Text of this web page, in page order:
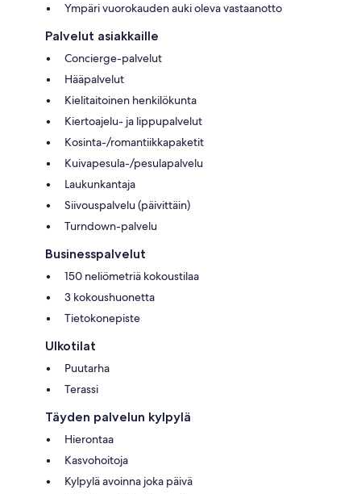
Ympäri vuorokauden auki oleva vastaanotto
Palvelut asiakkaille
Concierge-palvelut
Hääpalvelut
Kielitaitoinen henkilökunta
Kiertoajelu- ja lippupalvelut
Kosinta-/romantiikkapaketit
Kuivapesula-/pesulapalvelu
Laukunkantaja
Siivouspalvelu (päivittäin)
Turndown-palvelu
Businesspalvelut
150 neliömetriä kokoustilaa
3 kokoushuonetta
Tietokonepiste
Ulkotilat
Puutarha
Terassi
Täyden palvelun kylpylä
Hierontaa
Kasvohoitoja
Kylpylä avoinna joka päivä